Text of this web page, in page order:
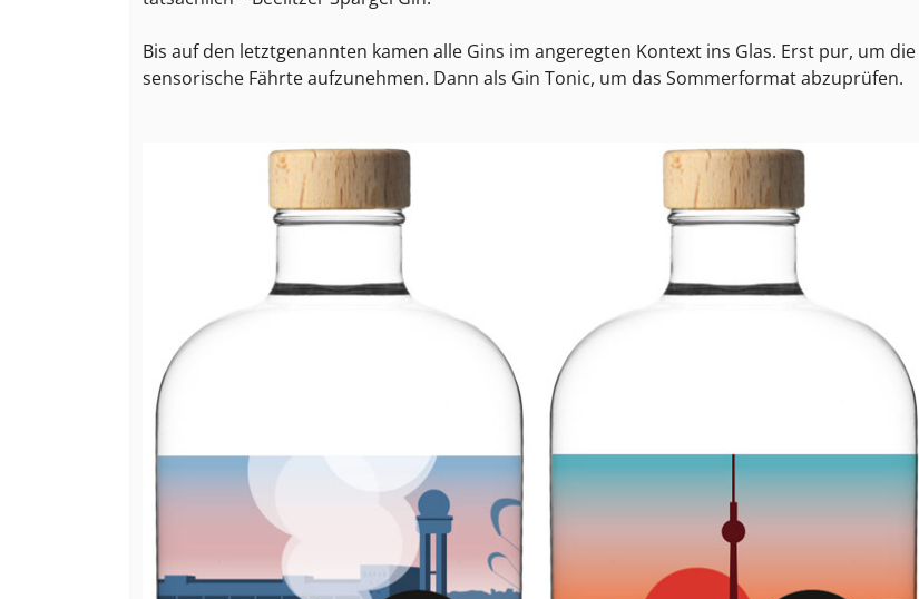
Bis auf den letztgenannten kamen alle Gins im angeregten Kontext ins Glas. Erst pur, um die
sensorische Fährte aufzunehmen. Dann als Gin Tonic, um das Sommerformat abzuprüfen.